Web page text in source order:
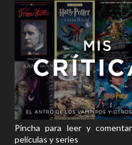
Pincha para leer y
películas y series